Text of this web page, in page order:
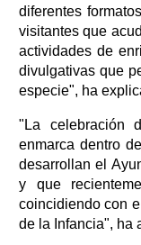
diferentes
visitantes que
actividades de
divulgativas que
especie", ha
"La celebración
enmarca dentro
desarrollan el
y que
coincidiendo con
de la Infancia", ha